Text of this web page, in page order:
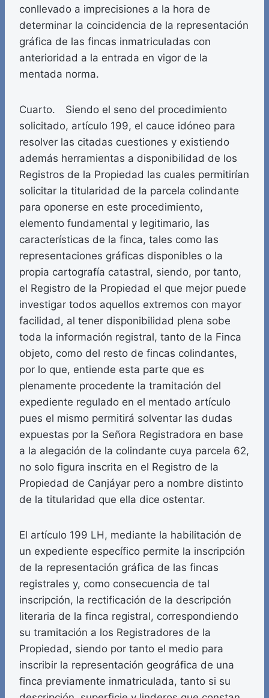
conllevado a imprecisiones a la hora de
determinar la coincidencia de la representación
gráfica de las fincas inmatriculadas con
anterioridad a la entrada en vigor de la
mentada norma.
Cuarto. Siendo el seno del procedimiento
solicitado, artículo 199, el cauce idóneo para
resolver las citadas cuestiones y existiendo
además herramientas a disponibilidad de los
Registros de la Propiedad las cuales permitirían
solicitar la titularidad de la parcela colindante
para oponerse en este procedimiento,
elemento fundamental y legitimario, las
características de la finca, tales como las
representaciones gráficas disponibles o la
propia cartografía catastral, siendo, por tanto,
el Registro de la Propiedad el que mejor puede
investigar todos aquellos extremos con mayor
facilidad, al tener disponibilidad plena sobe
toda la información registral, tanto de la Finca
objeto, como del resto de fincas colindantes,
por lo que, entiende esta parte que es
plenamente procedente la tramitación del
expediente regulado en el mentado artículo
pues el mismo permitirá solventar las dudas
expuestas por la Señora Registradora en base
a la alegación de la colindante cuya parcela 62,
no solo figura inscrita en el Registro de la
Propiedad de Canjáyar pero a nombre distinto
de la titularidad que ella dice ostentar.
El artículo 199 LH, mediante la habilitación de
un expediente específico permite la inscripción
de la representación gráfica de las fincas
registrales y, como consecuencia de tal
inscripción, la rectificación de la descripción
literaria de la finca registral, correspondiendo
su tramitación a los Registradores de la
Propiedad, siendo por tanto el medio para
inscribir la representación geográfica de una
finca previamente inmatriculada, tanto si su